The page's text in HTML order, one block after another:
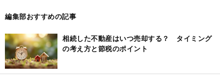
編集部おすすめの記事
相続した不動産はいつ売却する？ タイミング
の考え方と節税のポイント